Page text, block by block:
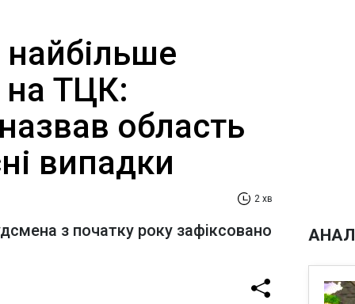
найбільше
на ТЦК:
область
випадки
2 хв
з початку року зафіксовано